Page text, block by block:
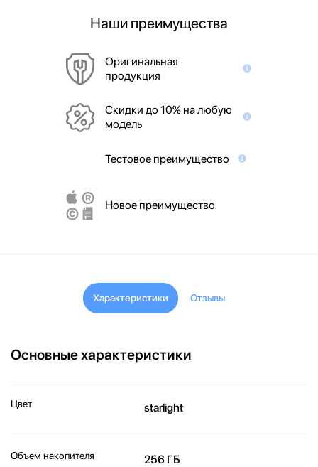
Наши преимущества
Оригинальная
продукция
Скидки до 10% на любую
модель
Тестовое преимущество
Новое преимущество
Характеристики Отзывы
Основные характеристики
Цвет starlight
Объем накопителя 256 ГБ